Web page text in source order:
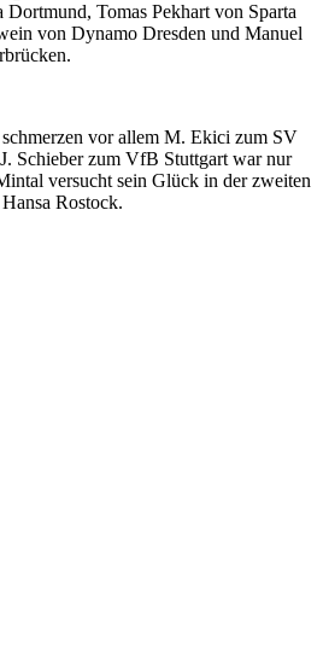
Dortmund, Tomas Pekhart von Sparta
von Dynamo Dresden und Manuel
vor allem M. Ekici zum SV
Schieber zum VfB Stuttgart war nur
versucht sein Glück in der zweiten
Rostock.